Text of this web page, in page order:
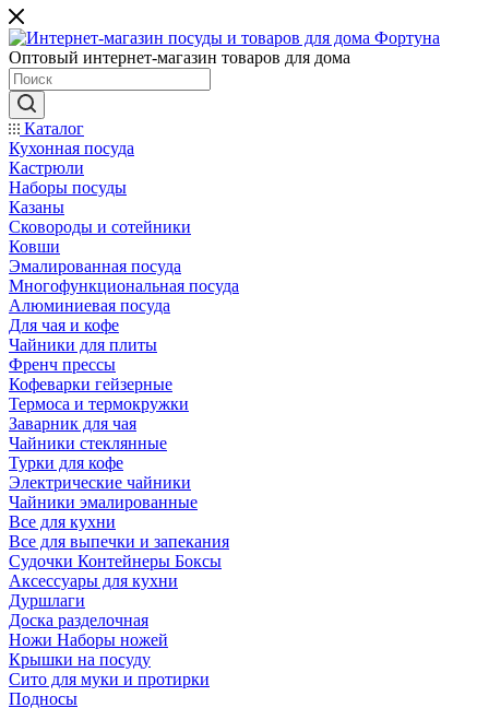
Оптовый интернет-магазин товаров для дома
Каталог
Кухонная посуда
Кастрюли
Наборы посуды
Казаны
Сковороды и сотейники
Ковши
Эмалированная посуда
Многофункциональная посуда
Алюминиевая посуда
Для чая и кофе
Чайники для плиты
Френч прессы
Кофеварки гейзерные
Термоса и термокружки
Заварник для чая
Чайники стеклянные
Турки для кофе
Электрические чайники
Чайники эмалированные
Все для кухни
Все для выпечки и запекания
Судочки Контейнеры Боксы
Аксессуары для кухни
Дуршлаги
Доска разделочная
Ножи Наборы ножей
Крышки на посуду
Сито для муки и протирки
Подносы